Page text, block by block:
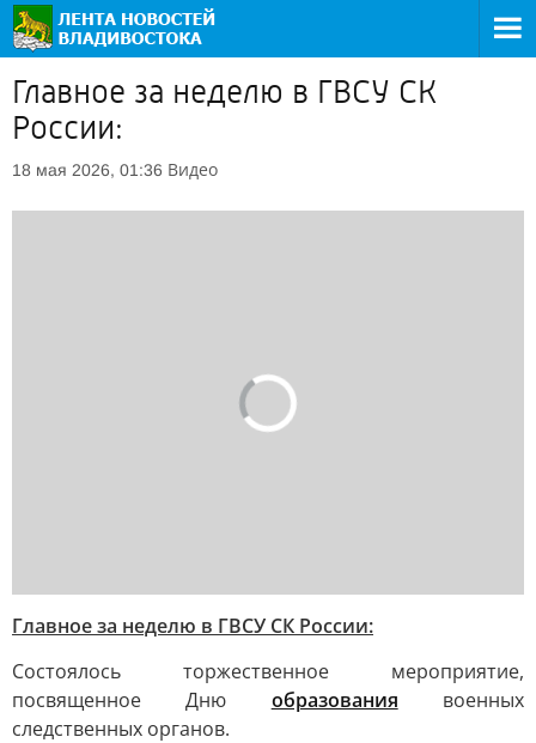
Главное за неделю в ГВСУ СК
России:
18 мая 2026, 01:36 Видео
Главное за неделю в ГВСУ СК России:
Состоялось торжественное мероприятие,
посвященное Дню образования военных
следственных органов.